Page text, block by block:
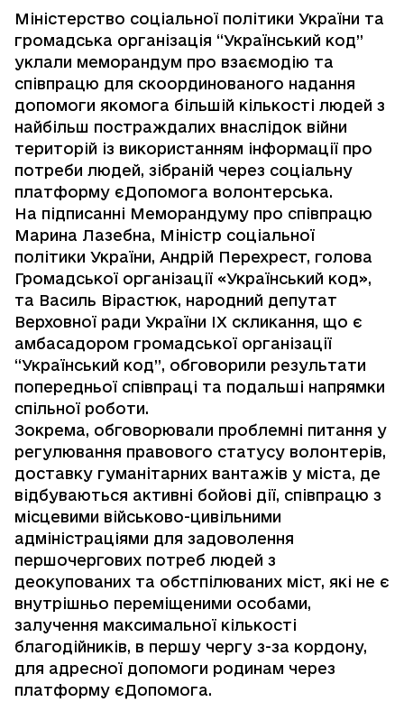
Міністерство соціальної політики України та
громадська організація “Український код”
уклали меморандум про взаємодію та
співпрацю для скоординованого надання
допомоги якомога більшій кількості людей з
найбільш постраждалих внаслідок війни
територій із використанням інформації про
потреби людей, зібраній через соціальну
платформу єДопомога волонтерська.
На підписанні Меморандуму про співпрацю
Марина Лазебна, Міністр соціальної
політики України, Андрій Перехрест, голова
Громадської організації «Український код»,
та Василь Вірастюк, народний депутат
Верховної ради України ІХ скликання, що є
амбасадором громадської організації
“Український код”, обговорили результати
попередньої співпраці та подальші напрямки
спільної роботи.
Зокрема, обговорювали проблемні питання у
регулювання правового статусу волонтерів,
доставку гуманітарних вантажів у міста, де
відбуваються активні бойові дії, співпрацю з
місцевими військово-цивільними
адміністраціями для задоволення
першочергових потреб людей з
деокупованих та обстпілюваних міст, які не є
внутрішньо переміщеними особами,
залучення максимальної кількості
благодійників, в першу чергу з-за кордону,
для адресної допомоги родинам через
платформу єДопомога.